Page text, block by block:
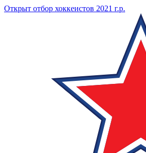
Открыт отбор хоккеистов 2021 г.р.